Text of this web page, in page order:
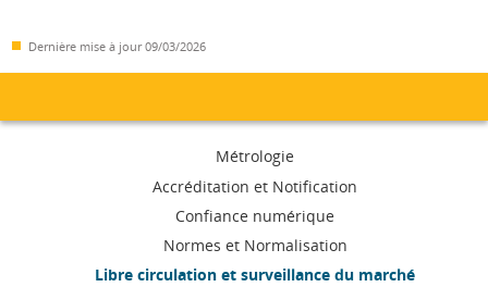
Dernière mise à jour09/03/2026
navigation
Métrologie
Accréditation et Notification
Confiance numérique
Normes et Normalisation
Libre circulation et surveillance du marché